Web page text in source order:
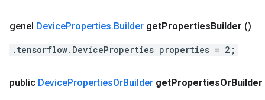
genel DeviceProperties.Builder getPropertiesBuilder ()
.tensorflow.DeviceProperties properties = 2;
public DevicePropertiesOrBuilder getPropertiesOrBuilder